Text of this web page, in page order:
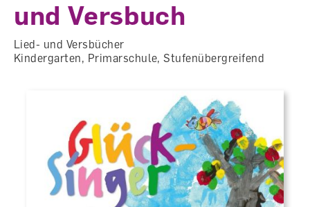
und Versbuch
Lied- und Versbücher
Kindergarten, Primarschule, Stufenübergreifend